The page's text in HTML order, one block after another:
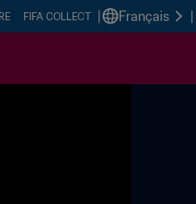
FIFA COLLECT Français